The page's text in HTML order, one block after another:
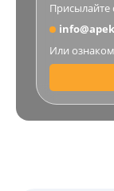
Присылайте
Или